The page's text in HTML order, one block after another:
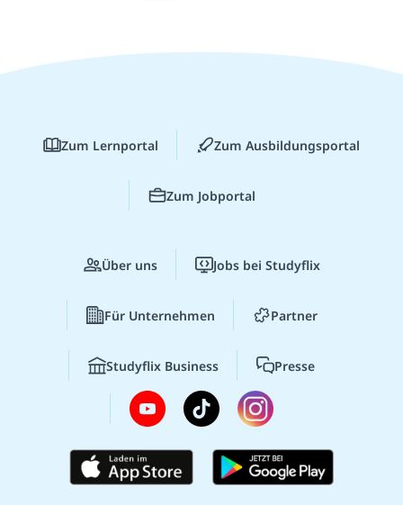
Zum Lernportal Zum Ausbildungsportal
Zum Jobportal
Über uns Jobs bei Studyflix
Für Unternehmen Partner
Studyflix Business Presse